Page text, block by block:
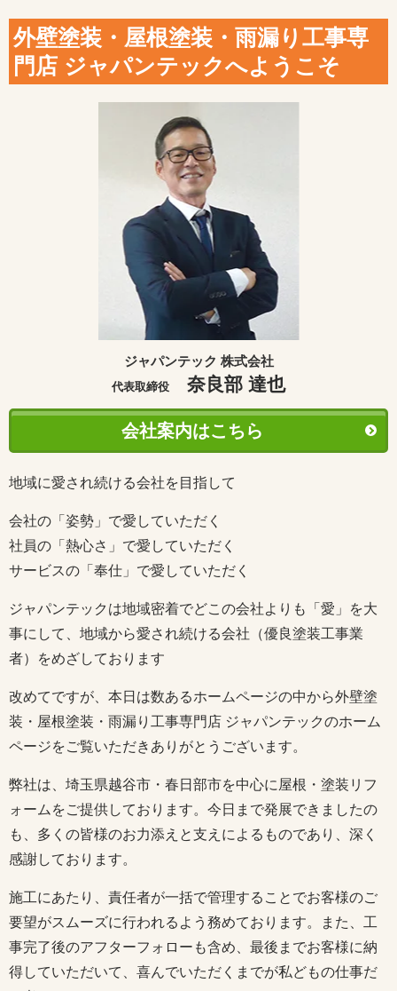
外壁塗装・屋根塗装・雨漏り工事専
門店 ジャパンテックへようこそ
ジャパンテック 株式会社
代表取締役 奈良部 達也
会社案内はこちら
地域に愛され続ける会社を目指して
会社の「姿勢」で愛していただく
社員の「熱心さ」で愛していただく
サービスの「奉仕」で愛していただく
ジャパンテックは地域密着でどこの会社よりも「愛」を大
事にして、地域から愛され続ける会社（優良塗装工事業
者）をめざしております
改めてですが、本日は数あるホームページの中から外壁塗
装・屋根塗装・雨漏り工事専門店 ジャパンテックのホーム
ページをご覧いただきありがとうございます。
弊社は、埼玉県越谷市・春日部市を中心に屋根・塗装リフ
ォームをご提供しております。今日まで発展できましたの
も、多くの皆様のお力添えと支えによるものであり、深く
感謝しております。
施工にあたり、責任者が一括で管理することでお客様のご
要望がスムーズに行われるよう務めております。また、工
事完了後のアフターフォローも含め、最後までお客様に納
得していただいて、喜んでいただくまでが私どもの仕事だ